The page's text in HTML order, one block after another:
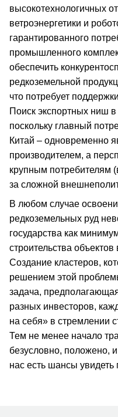
высокотехнологичных
ветроэнергетики и
гарантированного
промышленного
обеспечить
редкоземельной
что потребует
Поиск экспортных ниш
поскольку главный
Китай – одновременно
производителем, а
крупным
за сложной
В любом случае
редкоземельных руд
государства как
строительства
Создание кластеров,
решением этой
задача,
разных инвесторов,
на себя» в стремлении
Тем не менее начало
безусловно, положено,
нас есть шансы увидеть